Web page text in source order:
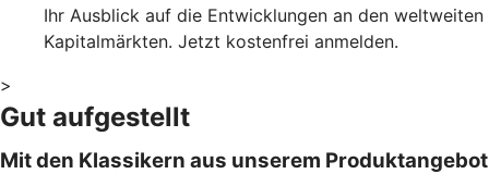
Ihr Ausblick auf die Entwicklungen an den weltweiten
Kapitalmärkten. Jetzt kostenfrei anmelden.
>
Gut aufgestellt
Mit den Klassikern aus unserem Produktangebot